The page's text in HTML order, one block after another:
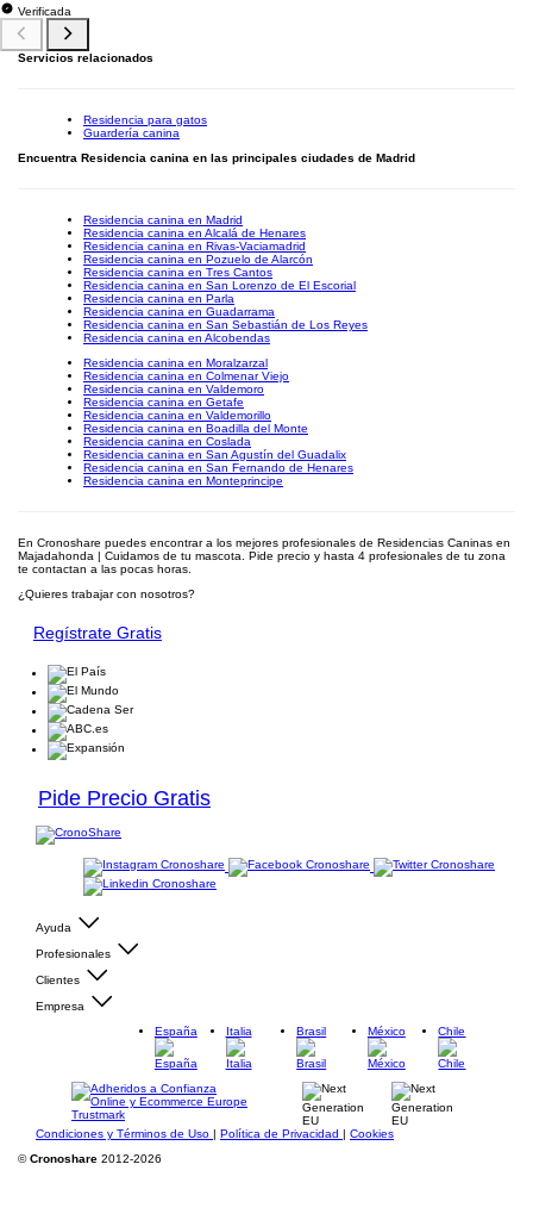
Verificada
Servicios relacionados
Residencia para gatos
Guardería canina
Encuentra Residencia canina en las principales ciudades de Madrid
Residencia canina en Madrid
Residencia canina en Alcalá de Henares
Residencia canina en Rivas-Vaciamadrid
Residencia canina en Pozuelo de Alarcón
Residencia canina en Tres Cantos
Residencia canina en San Lorenzo de El Escorial
Residencia canina en Parla
Residencia canina en Guadarrama
Residencia canina en San Sebastián de Los Reyes
Residencia canina en Alcobendas
Residencia canina en Moralzarzal
Residencia canina en Colmenar Viejo
Residencia canina en Valdemoro
Residencia canina en Getafe
Residencia canina en Valdemorillo
Residencia canina en Boadilla del Monte
Residencia canina en Coslada
Residencia canina en San Agustín del Guadalix
Residencia canina en San Fernando de Henares
Residencia canina en Monteprincipe
En Cronoshare puedes encontrar a los mejores profesionales de Residencias Caninas en
Majadahonda | Cuidamos de tu mascota. Pide precio y hasta 4 profesionales de tu zona
te contactan a las pocas horas.
¿Quieres trabajar con nosotros?
Regístrate Gratis
Pide Precio Gratis
Ayuda
Profesionales
Clientes
Empresa
España
Italia Brasil México Chile
Condiciones y Términos de Uso | Política de Privacidad | Cookies
©Cronoshare 2012-2026